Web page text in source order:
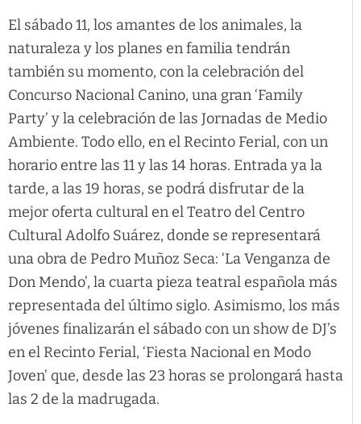
El sábado 11, los amantes de los animales, la
naturaleza y los planes en familia tendrán
también su momento, con la celebración del
Concurso Nacional Canino, una gran ‘Family
Party’ y la celebración de las Jornadas de Medio
Ambiente. Todo ello, en el Recinto Ferial, con un
horario entre las 11 y las 14 horas. Entrada ya la
tarde, a las 19 horas, se podrá disfrutar de la
mejor oferta cultural en el Teatro del Centro
Cultural Adolfo Suárez, donde se representará
una obra de Pedro Muñoz Seca: ‘La Venganza de
Don Mendo’, la cuarta pieza teatral española más
representada del último siglo. Asimismo, los más
jóvenes finalizarán el sábado con un show de DJ’s
en el Recinto Ferial, ‘Fiesta Nacional en Modo
Joven’ que, desde las 23 horas se prolongará hasta
las 2 de la madrugada.